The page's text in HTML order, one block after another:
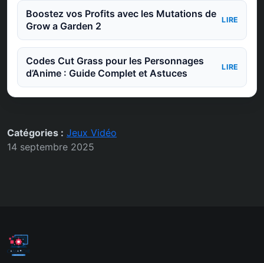
Boostez vos Profits avec les Mutations de
Grow a Garden 2
LIRE
Codes Cut Grass pour les Personnages
d’Anime : Guide Complet et Astuces
LIRE
Catégories : Jeux Vidéo
14 septembre 2025